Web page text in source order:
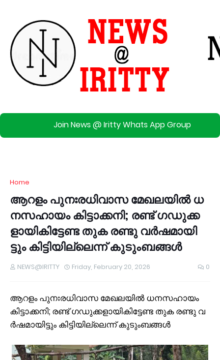
Join News @ Iritty Whats App Group
Home
ആ​റ​ളം‌ പു​നഃ​ര​ധി​വാ​സ മേ​ഖ​ല​യി​ൽ ധ​
ന​സ​ഹാ​യം കി​ട്ടാ​ക്ക​നി; ര​ണ്ട് ഗ​ഡു​ക്ക​
ളാ​യി​കി​ട്ടേ​ണ്ട തു​ക ര​ണ്ടു വ​ർ​ഷ​മാ​യി​
ട്ടും കി​ട്ടി​യി​ല്ലെ​ന്ന് കു​ടും​ബ​ങ്ങ​ൾ
NEWS@IRITTY Friday, February 20, 2026 0
ആ​റ​ളം‌ പു​നഃ​ര​ധി​വാ​സ മേ​ഖ​ല​യി​ൽ ധ​ന​സ​ഹാ​യം
കി​ട്ടാ​ക്ക​നി; ര​ണ്ട് ഗ​ഡു​ക്ക​ളാ​യി​കി​ട്ടേ​ണ്ട തു​ക ര​ണ്ടു വ​
ർ​ഷ​മാ​യി​ട്ടും കി​ട്ടി​യി​ല്ലെ​ന്ന് കു​ടും​ബ​ങ്ങ​ൾ